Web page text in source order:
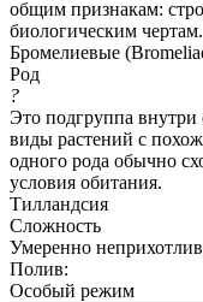
общим признакам:
биологическим чертам.
Бромелиевые
Род
?
Это подгруппа внутри
виды растений с
одного рода обычно
условия обитания.
Тилландсия
Сложность
Умеренно
Полив:
Особый режим